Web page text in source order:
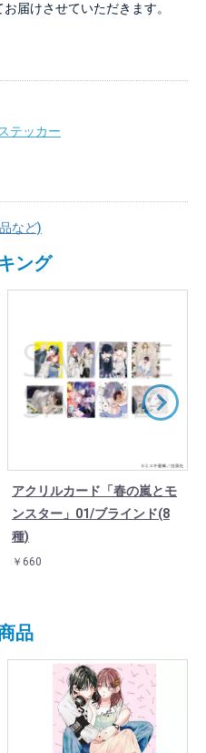
届けさせていただきます。
テッカー
など)
ング
アクリルカード「春の嵐とモ
ンスター」01/ブラインド(8
種)
￥660
品